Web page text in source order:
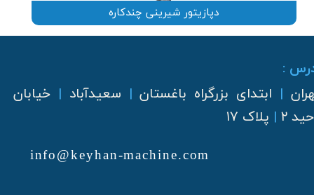
دپازیتور شیرینی چندکاره
info@keyhan-machine.com
| ابتدای بزرگراه باغستان | سعیدآباد | خیابان
۲ | پلاک ۱۷
: